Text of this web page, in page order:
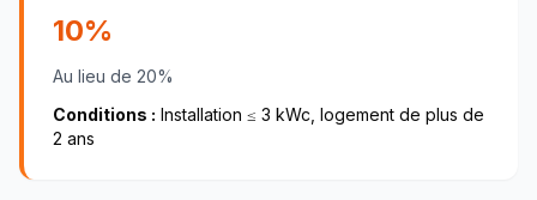
10%
Au lieu de 20%
Conditions : Installation ≤ 3 kWc, logement de plus de
2 ans